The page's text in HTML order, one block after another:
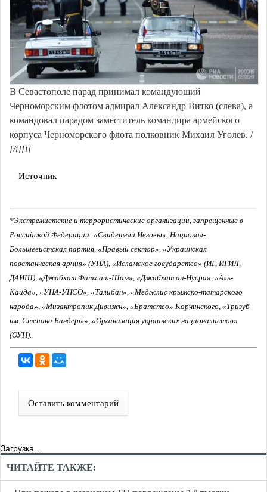
В Севастополе парад принимал командующий
Черноморским флотом адмирал Александр Витко (слева), а
командовал парадом заместитель командира армейского
корпуса Черноморского флота полковник Михаил Уголев. /
[/i][i]
Источник
*Экстремистские и террористические организации, запрещенные в
Российской Федерации: «Свидетели Иеговы», Национал-
Большевистская партия, «Правый сектор», «Украинская
повстанческая армия» (УПА), «Исламское государство» (ИГ, ИГИЛ,
ДАИШ), «Джабхат Фатх аш-Шам», «Джабхат ан-Нусра», «Аль-
Каида», «УНА-УНСО», «Талибан», «Меджлис крымско-татарского
народа», «Мизантропик Дивижн», «Братство» Корчинского, «Тризуб
им. Степана Бандеры», «Организация украинских националистов»
(ОУН).
Оставить комментарий
Загрузка...
ЧИТАЙТЕ ТАКЖЕ: